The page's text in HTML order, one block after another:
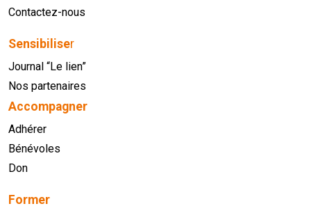
Contactez-nous
Sensibiliser
Journal “Le lien”
Nos partenaires
Accompagner
Adhérer
Bénévoles
Don
Former